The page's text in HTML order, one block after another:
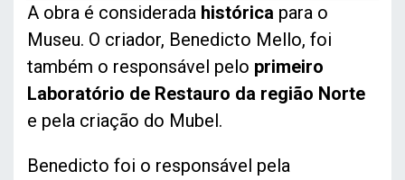
A obra é considerada histórica para o
Museu. O criador, Benedicto Mello, foi
também o responsável pelo primeiro
Laboratório de Restauro da região Norte
e pela criação do Mubel.
Benedicto foi o responsável pela